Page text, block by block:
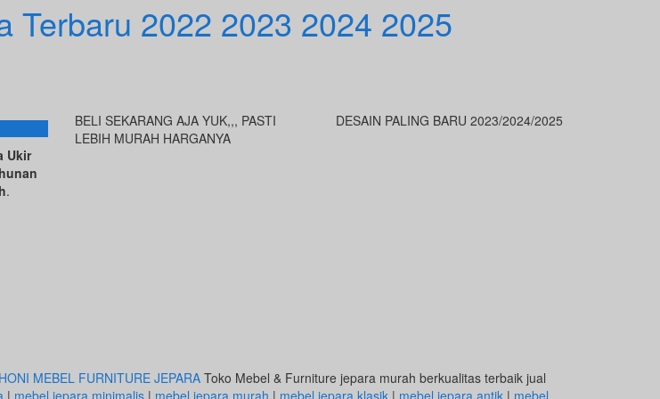
Terbaru 2022 2023 2024 2025
Ukir
.
BELI SEKARANG AJA YUK,,, PASTI
LEBIH MURAH HARGANYA
DESAIN PALING BARU 2023/2024/2025
MEBEL FURNITURE JEPARAToko Mebel & Furniture jepara murah berkualitas terbaik jual
| mebel jepara minimalis | mebel jepara murah | mebel jepara klasik | mebel jepara antik | mebel